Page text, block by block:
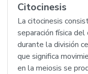
Citocinesis
La citocinesis
separación física
durante la división
que significa
en la meiosis se